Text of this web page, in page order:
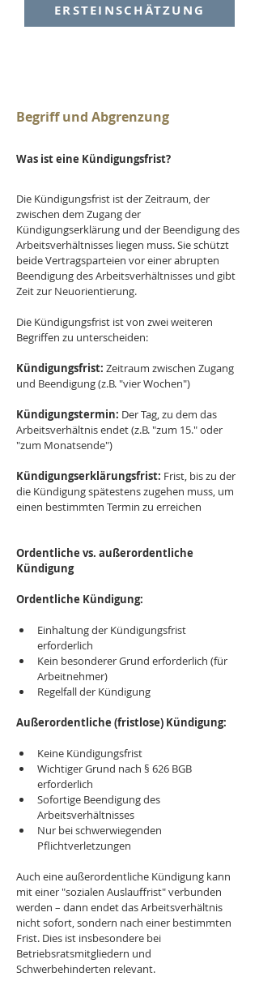
ERSTEINSCHÄTZUNG
Begriff und Abgrenzung
Was ist eine Kündigungsfrist?
Die Kündigungsfrist ist der Zeitraum, der
zwischen dem Zugang der
Kündigungserklärung und der Beendigung des
Arbeitsverhältnisses liegen muss. Sie schützt
beide Vertragsparteien vor einer abrupten
Beendigung des Arbeitsverhältnisses und gibt
Zeit zur Neuorientierung.
Die Kündigungsfrist ist von zwei weiteren
Begriffen zu unterscheiden:
Kündigungsfrist: Zeitraum zwischen Zugang
und Beendigung (z.B. "vier Wochen")
Kündigungstermin: Der Tag, zu dem das
Arbeitsverhältnis endet (z.B. "zum 15." oder
"zum Monatsende")
Kündigungserklärungsfrist: Frist, bis zu der
die Kündigung spätestens zugehen muss, um
einen bestimmten Termin zu erreichen
Ordentliche vs. außerordentliche
Kündigung
Ordentliche Kündigung:
Einhaltung der Kündigungsfrist
erforderlich
Kein besonderer Grund erforderlich (für
Arbeitnehmer)
Regelfall der Kündigung
Außerordentliche (fristlose) Kündigung:
Keine Kündigungsfrist
Wichtiger Grund nach § 626 BGB
erforderlich
Sofortige Beendigung des
Arbeitsverhältnisses
Nur bei schwerwiegenden
Pflichtverletzungen
Auch eine außerordentliche Kündigung kann
mit einer "sozialen Auslauffrist" verbunden
werden – dann endet das Arbeitsverhältnis
nicht sofort, sondern nach einer bestimmten
Frist. Dies ist insbesondere bei
Betriebsratsmitgliedern und
Schwerbehinderten relevant.